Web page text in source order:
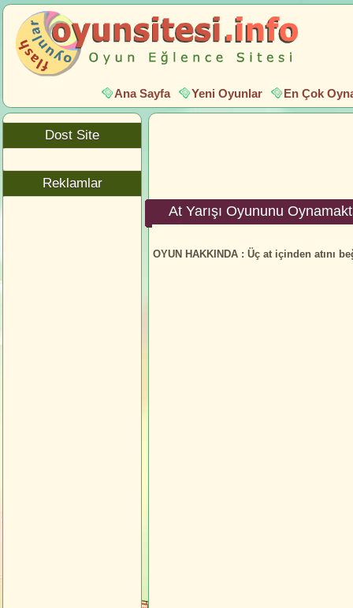
Ana Sayfa Yeni Oyunlar En Çok
At Yarışı Oyununu
OYUN HAKKINDA : Üç at içinden atını
Dost Site
Reklamlar